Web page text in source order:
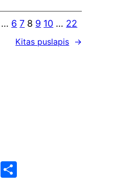
… 6 7 8 9 10 … 22
Kitas puslapis →
Pr